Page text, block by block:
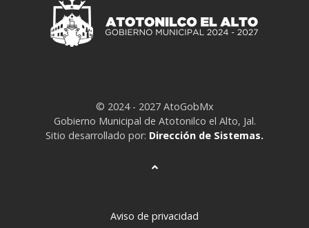
© 2024 - 2027 AtoGobMx
Gobierno Municipal de Atotonilco el Alto, Jal.
Sitio desarrollado por: Dirección de Sistemas.
Aviso de privacidad